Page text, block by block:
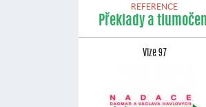
REFERENCE
Překlady a tlumočení
Vize 97